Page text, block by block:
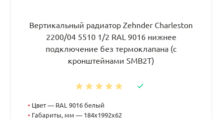
Вертикальный радиатор Zehnder Charleston
2200/04 5510 1/2 RAL 9016 нижнее
подключение без термоклапана (с
кронштейнами SMB2T)
• Цвет — RAL 9016 белый
• Габариты, мм — 184x1992x62